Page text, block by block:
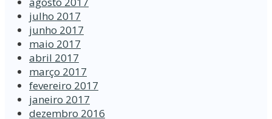
julho 2017
junho 2017
maio 2017
abril 2017
março 2017
fevereiro 2017
janeiro 2017
dezembro 2016